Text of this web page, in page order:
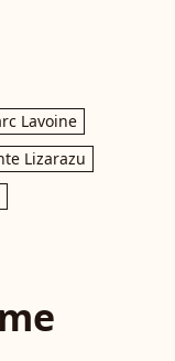
Lavoine
Lizarazu